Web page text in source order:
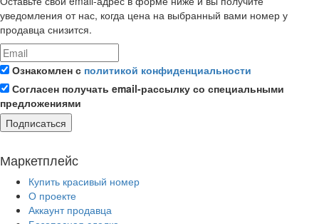
уведомления от нас, когда цена на выбранный вами номер у
продавца снизится.
Ознакомлен с политикой конфиденциальности
Согласен получать email-рассылку со специальными
предложениями
Подписаться
Маркетплейс
Купить красивый номер
О проекте
Аккаунт продавца